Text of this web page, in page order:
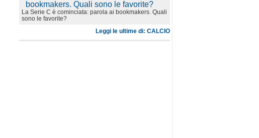
La Serie C è cominciata: parola ai bookmakers. Quali
sono le favorite?
Leggi le ultime di: CALCIO